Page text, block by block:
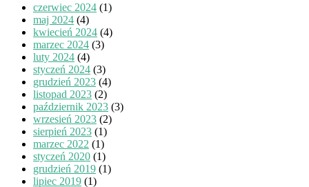
czerwiec 2024 (1)
maj 2024 (4)
kwiecień 2024 (4)
marzec 2024 (3)
luty 2024 (4)
styczeń 2024 (3)
grudzień 2023 (4)
listopad 2023 (2)
październik 2023 (3)
wrzesień 2023 (2)
sierpień 2023 (1)
marzec 2022 (1)
styczeń 2020 (1)
grudzień 2019 (1)
lipiec 2019 (1)